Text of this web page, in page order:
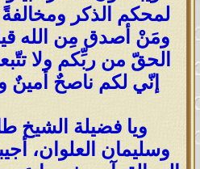
لمحكم الذكر
ومَنْ أصدق مِن الله
الحقّ من ربِّكم ولا
إنّي لكم ناصحٌ أمينٌ
ويا فضيلة الشيخ
وسليمان العلوان،